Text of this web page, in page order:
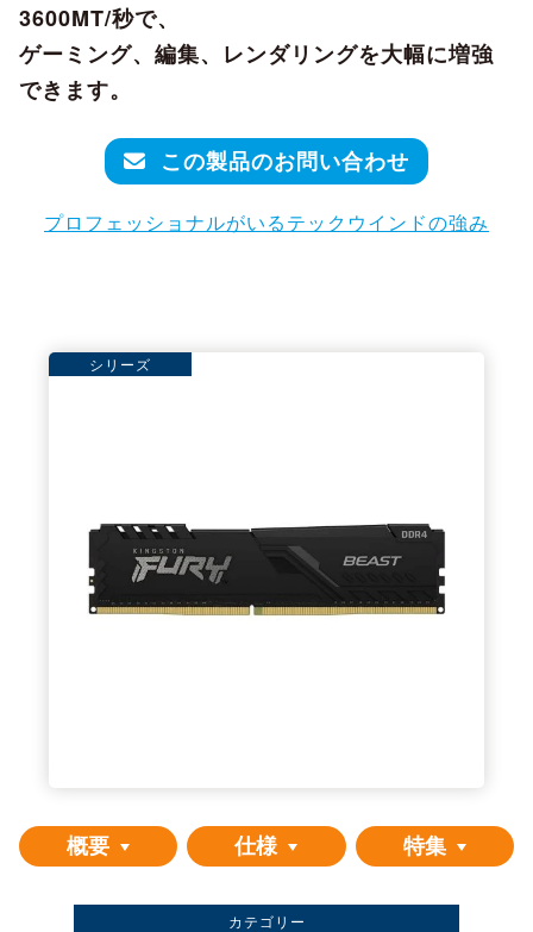
3600MT/秒で、
ゲーミング、編集、レンダリングを大幅に増強
できます。
この製品のお問い合わせ
プロフェッショナルがいるテックウインドの強み
シリーズ
概要 仕様 特集
カテゴリー